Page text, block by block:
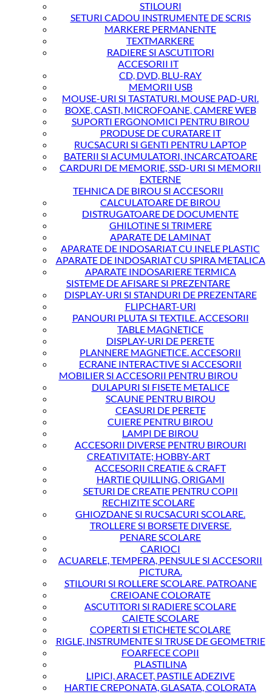
STILOURI
SETURI CADOU INSTRUMENTE DE SCRIS
MARKERE PERMANENTE
TEXTMARKERE
RADIERE SI ASCUTITORI
ACCESORII IT
CD, DVD, BLU-RAY
MEMORII USB
MOUSE-URI SI TASTATURI. MOUSE PAD-URI.
BOXE, CASTI, MICROFOANE, CAMERE WEB
SUPORTI ERGONOMICI PENTRU BIROU
PRODUSE DE CURATARE IT
RUCSACURI SI GENTI PENTRU LAPTOP
BATERII SI ACUMULATORI, INCARCATOARE
CARDURI DE MEMORIE, SSD-URI SI MEMORII
EXTERNE
TEHNICA DE BIROU SI ACCESORII
CALCULATOARE DE BIROU
DISTRUGATOARE DE DOCUMENTE
GHILOTINE SI TRIMERE
APARATE DE LAMINAT
APARATE DE INDOSARIAT CU INELE PLASTIC
APARATE DE INDOSARIAT CU SPIRA METALICA
APARATE INDOSARIERE TERMICA
SISTEME DE AFISARE SI PREZENTARE
DISPLAY-URI SI STANDURI DE PREZENTARE
FLIPCHART-URI
PANOURI PLUTA SI TEXTILE. ACCESORII
TABLE MAGNETICE
DISPLAY-URI DE PERETE
PLANNERE MAGNETICE. ACCESORII
ECRANE INTERACTIVE SI ACCESORII
MOBILIER SI ACCESORII PENTRU BIROU
DULAPURI SI FISETE METALICE
SCAUNE PENTRU BIROU
CEASURI DE PERETE
CUIERE PENTRU BIROU
LAMPI DE BIROU
ACCESORII DIVERSE PENTRU BIROURI
CREATIVITATE; HOBBY-ART
ACCESORII CREATIE & CRAFT
HARTIE QUILLING, ORIGAMI
SETURI DE CREATIE PENTRU COPII
RECHIZITE SCOLARE
GHIOZDANE SI RUCSACURI SCOLARE.
TROLLERE SI BORSETE DIVERSE.
PENARE SCOLARE
CARIOCI
ACUARELE, TEMPERA, PENSULE SI ACCESORII
PICTURA.
STILOURI SI ROLLERE SCOLARE. PATROANE
CREIOANE COLORATE
ASCUTITORI SI RADIERE SCOLARE
CAIETE SCOLARE
COPERTI SI ETICHETE SCOLARE
RIGLE, INSTRUMENTE SI TRUSE DE GEOMETRIE
FOARFECE COPII
PLASTILINA
LIPICI, ARACET, PASTILE ADEZIVE
HARTIE CREPONATA, GLASATA, COLORATA